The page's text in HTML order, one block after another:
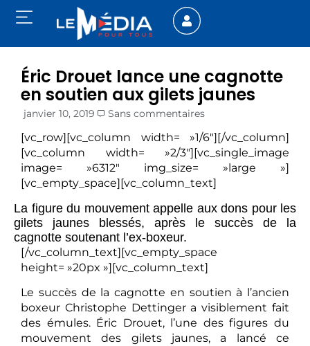
Éric Drouet lance une cagnotte
en soutien aux gilets jaunes
janvier 10, 2019 Sans commentaires
[vc_row][vc_column width= »1/6″][/vc_column]
[vc_column width= »2/3″][vc_single_image
image= »6312″ img_size= »large »]
[vc_empty_space][vc_column_text]
La figure du mouvement appelle aux dons pour les
gilets jaunes blessés, après le succès de la
cagnotte soutenant l’ex-boxeur.
[/vc_column_text][vc_empty_space
height= »20px »][vc_column_text]
Le succès de la cagnotte en soutien à l’ancien
boxeur Christophe Dettinger a visiblement fait
des émules. Éric Drouet, l’une des figures du
mouvement des gilets jaunes, a lancé ce